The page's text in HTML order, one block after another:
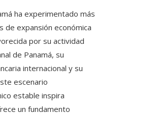
ha experimentado más
de expansión económica
por su actividad
de Panamá, su
internacional y su
escenario
estable inspira
un fundamento